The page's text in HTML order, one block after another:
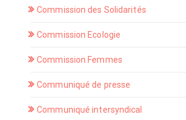
Commission des Solidarités
Commission Ecologie
Commission Femmes
Communiqué de presse
Communiqué intersyndical